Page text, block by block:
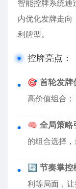
智能控牌系统通
内优化发牌走向
利牌型。
控牌亮点：
🎯 首轮发牌
高价值组合；
🧠 全局策略
的组合选择，
🔄 节奏掌控
利等局面，让